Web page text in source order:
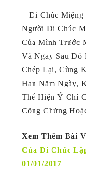
Di Chúc Miệng
Người Di Chúc
Của Mình Trước
Và Ngay Sau Đó
Chép Lại, Cùng
Hạn Năm Ngày,
Thể Hiện Ý Chí
Công Chứng
Xem Thêm Bài
Của Di Chúc
01/01/2017